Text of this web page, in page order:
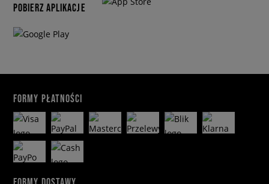
POBIERZ APLIKACJE
FORMY PŁATNOŚCI